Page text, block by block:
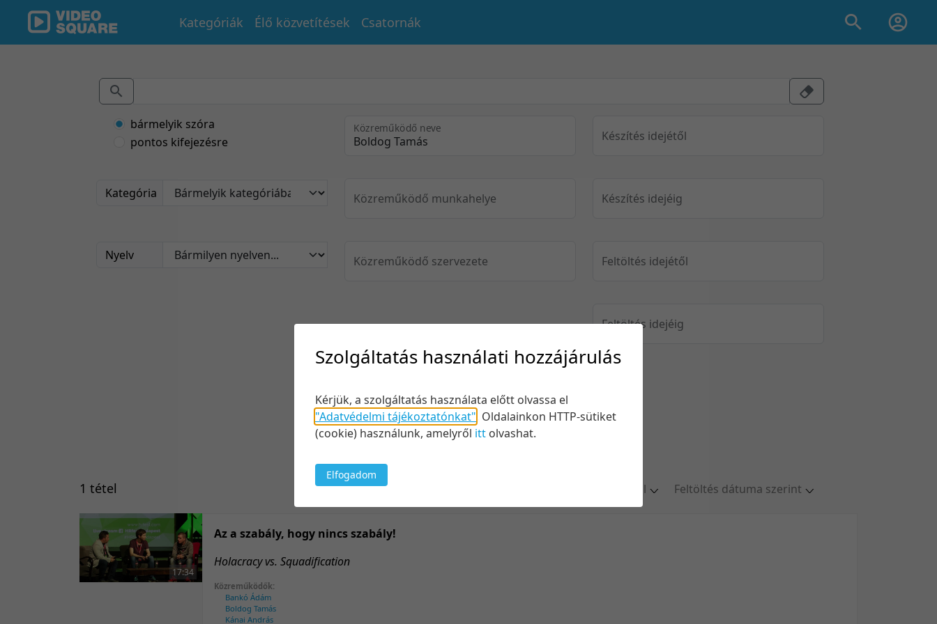
Kategóriák Élő közvetítések Csatornák
bármelyik szóra
pontos kifejezésre
Kategória
Nyelv
Közreműködő neve
Közreműködő munkahelye
Közreműködő szervezete
Készítés idejétől
Készítés idejéig
Feltöltés idejétől
Feltöltés idejéig
Keresés
Feltöltés dátuma szerint
1 tétel
100 tétel/oldal
5 tétel/oldal
17:34
Az a szabály, hogy nincs szabály!
Holacracy vs. Squadification
Közreműködők:
Bankó Ádám
Boldog Tamás
Kánai András
Szolgáltatás használati hozzájárulás
Kérjük, a szolgáltatás használata előtt olvassa el
"Adatvédelmi tájékoztatónkat" Oldalainkon HTTP-sütiket
(cookie) használunk, amelyről itt olvashat.
Elfogadom